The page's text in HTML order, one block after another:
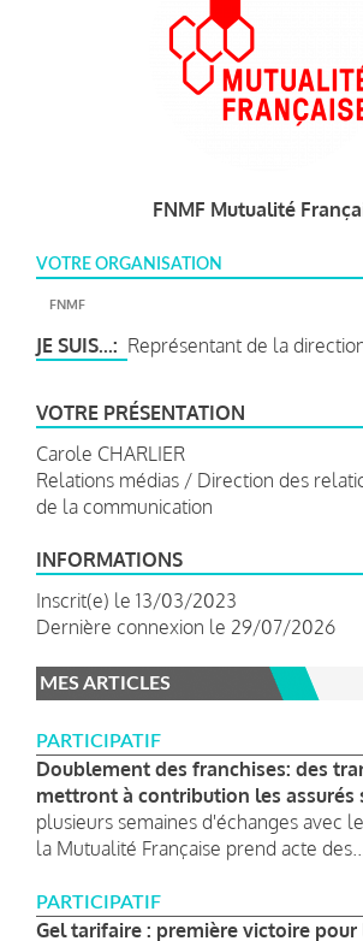
FNMF Mutualité
VOTRE ORGANISATION
FNMF
JE SUIS... Représentant de la
VOTRE PRÉSENTATION
Carole CHARLIER
Relations médias / Direction des
de la communication
INFORMATIONS
Inscrit(e) le 13/03/2023
Dernière connexion le 29/07/2026
MES ARTICLES
PARTICIPATIF
Doublement des franchises: des
mettront à contribution les assurés
plusieurs semaines d'échanges avec
la Mutualité Française prend acte des...
PARTICIPATIF
Gel tarifaire : première victoire pour